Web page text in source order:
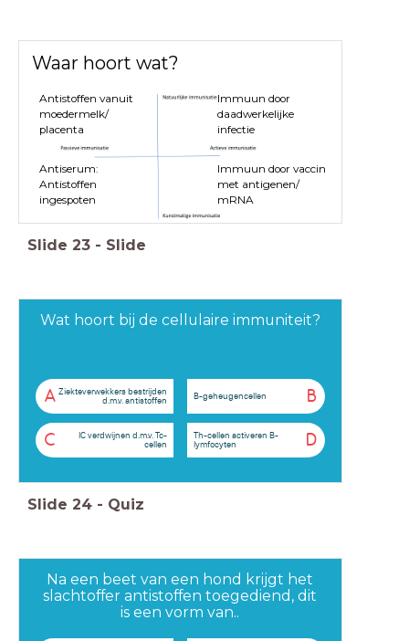
Waar hoort wat?
Antistoffen vanuit
moedermelk/
placenta
Immuun door
daadwerkelijke
infectie
Antiserum:
Antistoffen
ingespoten
Immuun door vaccin
met antigenen/
mRNA
Slide 23 - Slide
Wat hoort bij de cellulaire immuniteit?
A Ziekteverwekkers bestrijden
d.m.v. antistoffen
B
B-geheugencellen
C
IC verdwijnen d.m.v. Tc-
cellen
D
Th-cellen activeren B-
lymfocyten
Slide 24 - Quiz
Na een beet van een hond krijgt het
slachtoffer antistoffen toegediend, dit
is een vorm van..